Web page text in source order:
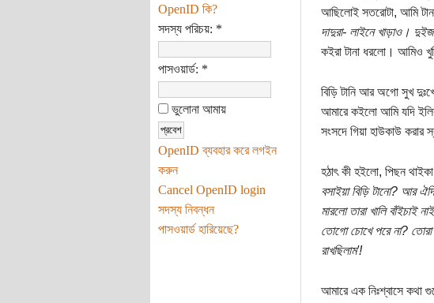
OpenID কি?
সদস্য পরিচয়: *
পাসওয়ার্ড: *
ভুলোনা আমায়
OpenID ব্যবহার করে লগইন
করুন
Cancel OpenID login
সদস্য নিবন্ধন
পাসওয়ার্ড হারিয়েছে?
আছিলোই সতরোটা, আমি
দাদুরা- লাইনে খাড়াও।
কইরা টানা ধরলো। আমিও
বিড়ি টানি আর অগো সুখ
আমারে কইলো আমি যদি
সংসদে গিয়া হাউকাউ করার
হঠাৎ কী হইলো, পিছন
বসাইয়া বিড়ি টানো? আর
মারলো তারা খালি বাঁইচাই
তোগো চোখে পরে না?
রাখছিলাম'!
আমারে এক নিঃশ্বাসে কথা